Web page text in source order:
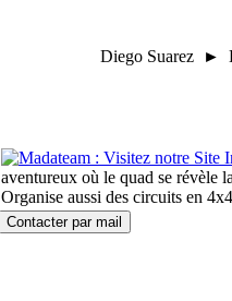
Diego Suarez ►
aventureux où le quad se révèle
Organise aussi des circuits en